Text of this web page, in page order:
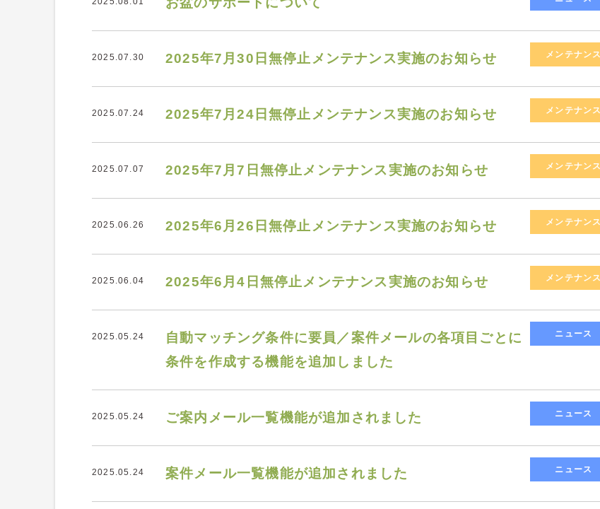
2025.07.30 2025年7月30日無停止メンテナンス実施のお知らせ メンテナンス
2025.07.24 2025年7月24日無停止メンテナンス実施のお知らせ メンテナンス
2025.07.07 2025年7月7日無停止メンテナンス実施のお知らせ メンテナンス
2025.06.26 2025年6月26日無停止メンテナンス実施のお知らせ メンテナンス
2025.06.04 2025年6月4日無停止メンテナンス実施のお知らせ メンテナンス
2025.05.24
自動マッチング条件に要員／案件メールの各項目ごとに
条件を作成する機能を追加しました
ニュース
2025.05.24 ご案内メール一覧機能が追加されました ニュース
2025.05.24 案件メール一覧機能が追加されました ニュース